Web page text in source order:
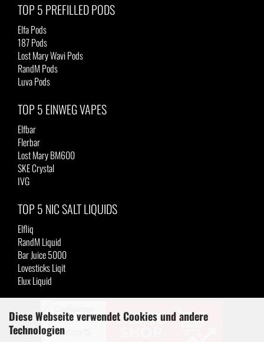
Diese Webseite verwendet Cookies und andere
Technologien
TOP 5 PREFILLED PODS
Elfa Pods
187 Pods
Lost Mary Wavi Pods
RandM Pods
Luva Pods
TOP 5 EINWEG VAPES
Elfbar
Flerbar
Lost Mary BM600
SKE Crystal
IVG
TOP 5 NIC SALT LIQUIDS
Elfliq
RandM Liquid
Bar Juice 5000
Lovesticks Liqit
Elux Liquid